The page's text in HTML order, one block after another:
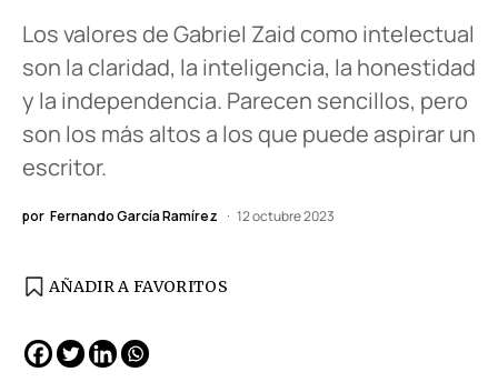
Los valores de Gabriel Zaid como intelectual
son la claridad, la inteligencia, la honestidad
y la independencia. Parecen sencillos, pero
son los más altos a los que puede aspirar un
escritor.
por Fernando García Ramírez 12 octubre 2023
AÑADIR A FAVORITOS